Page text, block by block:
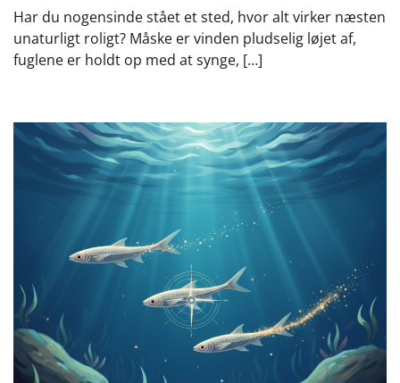
Har du nogensinde stået et sted, hvor alt virker næsten
unaturligt roligt? Måske er vinden pludselig løjet af,
fuglene er holdt op med at synge, […]